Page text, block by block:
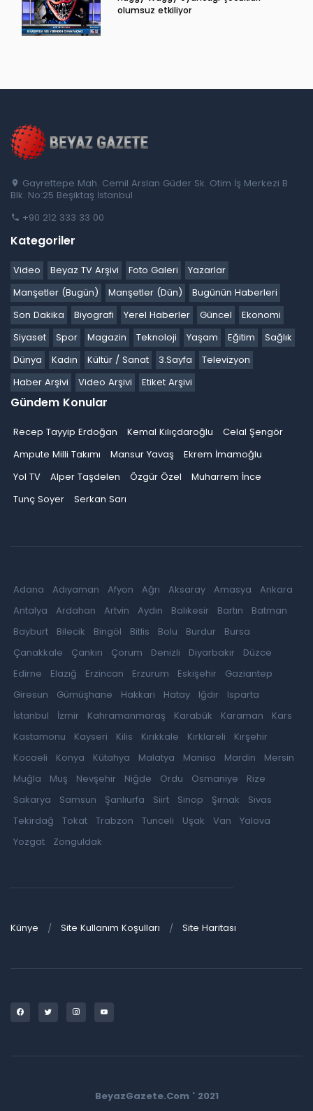
olumsuz etkiliyor
Gayrettepe Mah. Cemil Arslan Güder Sk. Otim İş Merkezi B
Blk. No:25 Beşiktaş İstanbul
+90 212 333 33 00
Kategoriler
Video Beyaz TV Arşivi Foto Galeri
Yazarlar
Manşetler (Bugün)
Manşetler (Dün)
Bugünün Haberleri
Son Dakika
Biyografi Yerel Haberler Güncel
Ekonomi
Siyaset
Spor Magazin Teknoloji Yaşam Eğitim
Sağlık
Dünya
Kadın Kültür / Sanat 3.Sayfa
Televizyon
Haber Arşivi
Video Arşivi Etiket Arşivi
Gündem Konular
Recep Tayyip Erdoğan Kemal Kılıçdaroğlu
Celal Şengör
Ampute Milli Takımı
Mansur Yavaş
Ekrem İmamoğlu
Yol TV
Alper Taşdelen Özgür Özel
Muharrem İnce
Tunç Soyer
Serkan Sarı
Adana Adıyaman Afyon Ağrı Aksaray Amasya
Ankara
Antalya
Ardahan Artvin Aydın Balıkesir Bartın
Batman
Bayburt
Bilecik Bingöl Bitlis Bolu Burdur
Bursa
Çanakkale
Çankırı Çorum Denizli Diyarbakır
Düzce
Edirne
Elazığ Erzincan Erzurum Eskişehir
Gaziantep
Giresun
Gümüşhane Hakkari Hatay Iğdır
Isparta
İstanbul
İzmir Kahramanmaraş Karabük Karaman
Kars
Kastamonu
Kayseri Kilis Kırıkkale Kırklareli
Kırşehir
Kocaeli
Konya Kütahya Malatya Manisa Mardin
Mersin
Muğla
Muş Nevşehir Niğde Ordu Osmaniye
Rize
Sakarya
Samsun Şanlıurfa Siirt Sinop Şırnak
Sivas
Tekirdağ
Tokat Trabzon Tunceli Uşak Van
Yalova
Yozgat
Zonguldak
Künye Site Kullanım Koşulları Site Haritası
BeyazGazete.Com ' 2021